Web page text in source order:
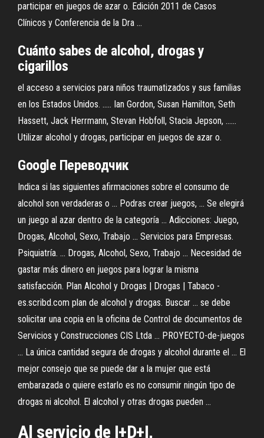
participar en juegos de azar o. Edición 2011 de Casos
Clínicos y Conferencia de la Dra ...
Cuánto sabes de alcohol, drogas y
cigarillos
el acceso a servicios para niños traumatizados y sus familias
en los Estados Unidos. ..... Ian Gordon, Susan Hamilton, Seth
Hassett, Jack Herrmann, Stevan Hobfoll, Stacia Jepson, ......
Utilizar alcohol y drogas, participar en juegos de azar o.
Google Переводчик
Indica si las siguientes afirmaciones sobre el consumo de
alcohol son verdaderas o ... Podras crear juegos, ... Se elegirá
un juego al azar dentro de la categoría ... Adicciones: Juego,
Drogas, Alcohol, Sexo, Trabajo ... Servicios para Empresas.
Psiquiatría. ... Drogas, Alcohol, Sexo, Trabajo ... Necesidad de
gastar más dinero en juegos para lograr la misma
satisfacción. Plan Alcohol y Drogas | Drogas | Tabaco -
es.scribd.com plan de alcohol y drogas. Buscar ... se debe
solicitar una copia en la oficina de Control de documentos de
Servicios y Construcciones CIS Ltda ... PROYECTO-de-juegos
... La única cantidad segura de drogas y alcohol durante el ... El
mejor consejo que se puede dar a la mujer que está
embarazada o quiere estarlo es no consumir ningún tipo de
drogas ni alcohol. El alcohol y otras drogas pueden ...
Al servicio de I+D+I,